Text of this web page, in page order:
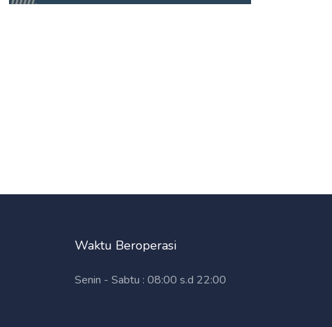
Waktu Beroperasi
Senin - Sabtu : 08:00 s.d 22:00